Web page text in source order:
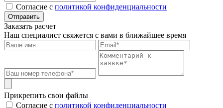
Cогласие с политикой конфиденциальности
Отправить
Заказать расчет
Наш специалист свяжется с вами в ближайшее время
Прикрепить свои файлы
Cогласие с политикой конфиденциальности